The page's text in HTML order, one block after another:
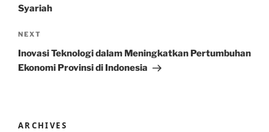
Syariah
Next
Post
NEXT
Inovasi Teknologi dalam Meningkatkan Pertumbuhan
Ekonomi Provinsi di Indonesia
ARCHIVES